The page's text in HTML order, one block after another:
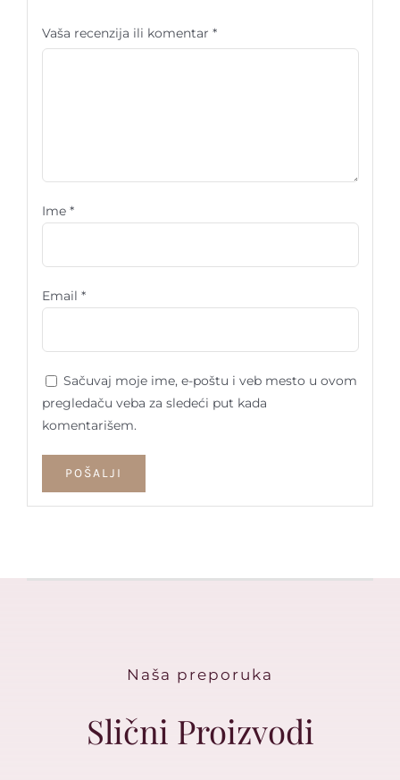
Vaša recenzija ili komentar *
Ime *
Email *
Sačuvaj moje ime, e-poštu i veb mesto u ovom
pregledaču veba za sledeći put kada
komentarišem.
Naša preporuka
Slični Proizvodi